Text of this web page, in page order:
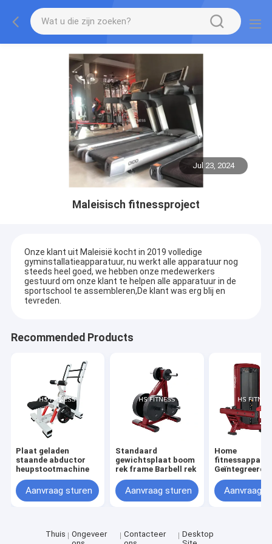
Jul 23, 2024
Maleisisch fitnessproject
Onze klant uit Maleisië kocht in 2019 volledige
gyminstallatieapparatuur, nu werkt alle apparatuur nog
steeds heel goed, we hebben onze medewerkers
gestuurd om onze klant te helpen alle apparatuur in de
sportschool te assembleren,De klant was erg blij en
tevreden.
Recommended Products
Plaat geladen
staande abductor
heupstootmachine
Aanvraag sturen
Standaard
gewichtsplaat boom
rek frame Barbell rek
Aanvraag sturen
Home
Geïntegreerde
fitnesstrainer
Aanvraag
Thuis
Ongeveer
Contacteer
Desktop